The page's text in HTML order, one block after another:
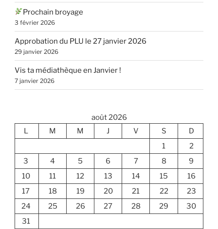
Prochain broyage
3 février 2026
Approbation du PLU le 27 janvier 2026
29 janvier 2026
Vis ta médiathèque en Janvier !
7 janvier 2026
août 2026
L
M M J V S
D
1
2
3
4 5 6 7 8
9
10
11 12 13 14 15
16
17
18 19 20 21 22
23
24
25 26 27 28 29
30
31